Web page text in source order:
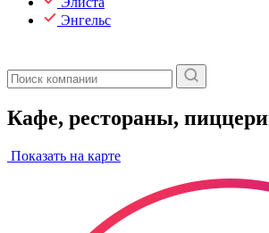
Энгельс
Кафе, рестораны,
Показать на карте